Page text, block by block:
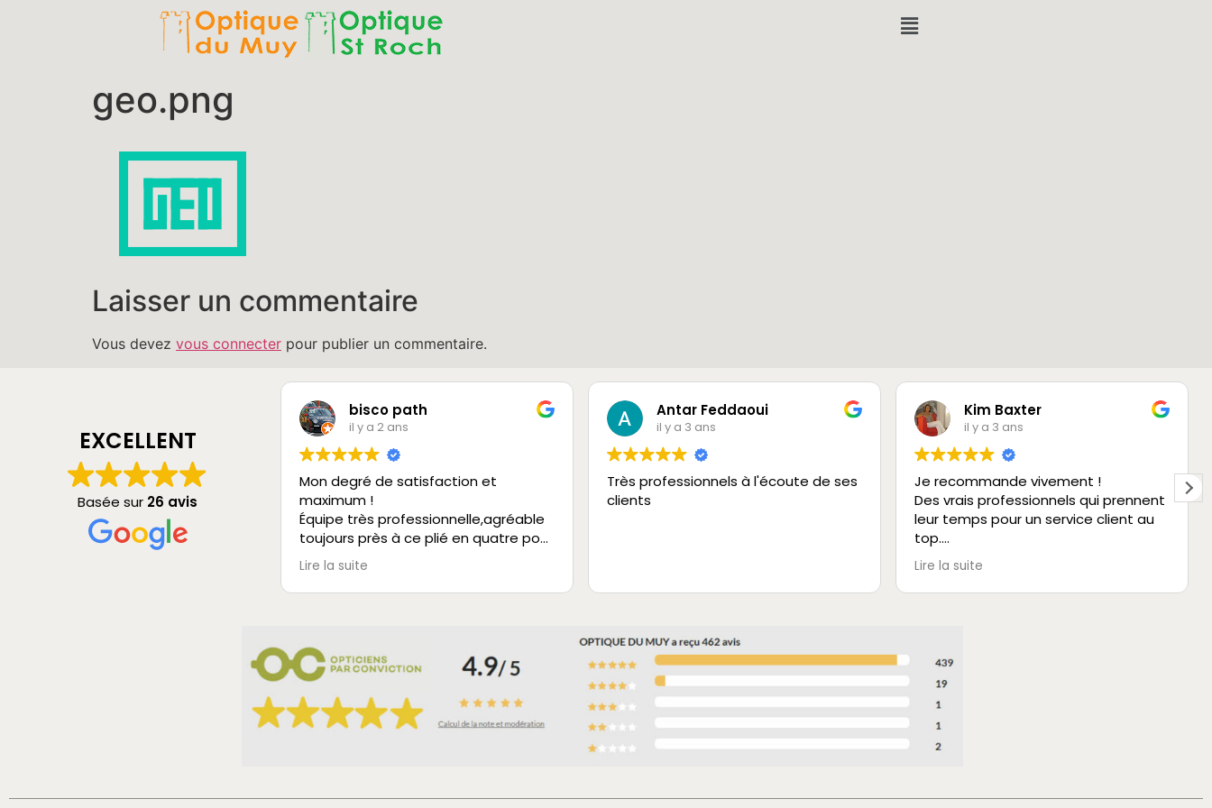
geo.png
Laisser un commentaire
Vous devez vous connecter pour publier un commentaire.
EXCELLENT
Basée sur 26 avis
bisco path
il y a 2 ans
Mon degré de satisfaction et
maximum !
Équipe très professionnelle,agréable
toujours près à ce plié en quatre pour
vous rendre service.
Je recommande à 200%.
Lire la suite
Antar Feddaoui
il y a 3 ans
Très professionnels à l'écoute de ses
clients
Kim Baxter
il y a 3 ans
Je recommande vivement !
Des vrais professionnels qui prennent
leur temps pour un service client au
top.
Très rassurant et aucun détail n’est
négligé.
Un bon choix de lunettes dans deux
Lire la suite